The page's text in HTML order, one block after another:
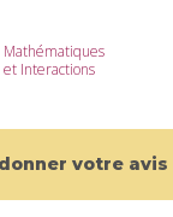
Mathématiques
et Interactions
donner votre avis